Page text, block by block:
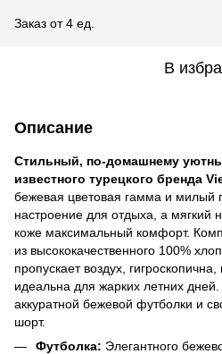
Заказ от 4 ед.
В
Описание
Стильный, по-домашнему
известного турецкого бренда
бежевая цветовая гамма и милый
настроение для отдыха, а мягкий
коже максимальный комфорт.
из высококачественного 100%
пропускает воздух,
идеальна для жарких летних
аккуратной бежевой футболки и
шорт.
Футболка: Элегантного